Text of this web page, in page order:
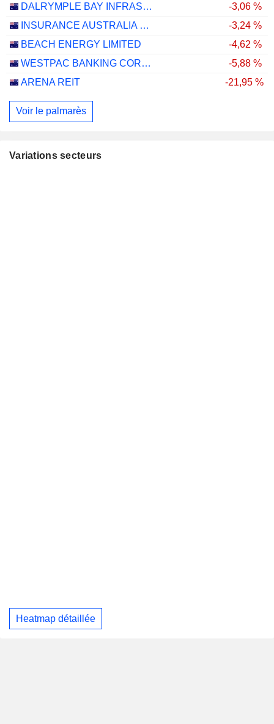
DALRYMPLE BAY INFRASTRUCTURE LIMITED
-3,06 %
INSURANCE AUSTRALIA GROUP LIMITED
-3,24 %
BEACH ENERGY LIMITED
-4,62 %
WESTPAC BANKING CORPORATION
-5,88 %
ARENA REIT
-21,95 %
Voir le palmarès
Variations secteurs
Heatmap détaillée